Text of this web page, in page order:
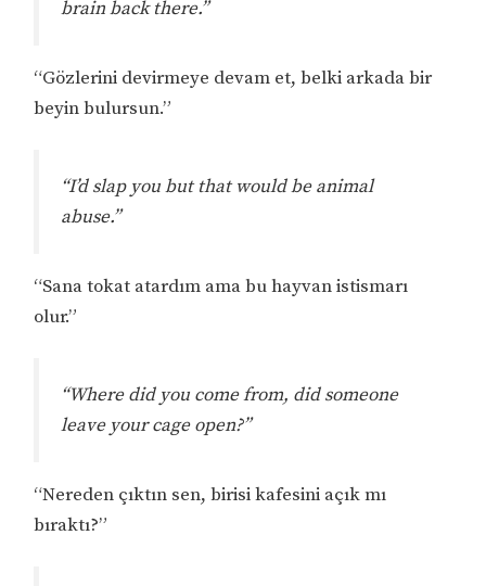
brain back there.”
“Gözlerini devirmeye devam et, belki arkada bir
beyin bulursun.”
“I’d slap you but that would be animal
abuse.”
“Sana tokat atardım ama bu hayvan istismarı
olur.”
“Where did you come from, did someone
leave your cage open?”
“Nereden çıktın sen, birisi kafesini açık mı
bıraktı?”